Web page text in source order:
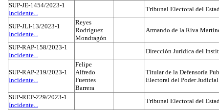
SUP-JE-1454/2023-1
Incidente...
Tribunal Electoral del
SUP-JLI-13/2023-1
Incidente...
Reyes
Rodríguez
Mondragón
Armando de la Riva
SUP-RAP-158/2023-1
Incidente...
Dirección Jurídica del
SUP-RAP-219/2023-1
Incidente...
Felipe
Alfredo
Fuentes
Barrera
Titular de la Defensoría
Electoral del Poder
SUP-REP-229/2023-1
Incidente...
Tribunal Electoral del